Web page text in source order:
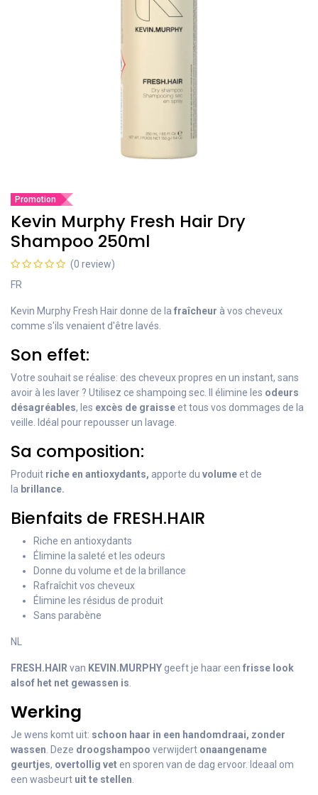
Promotion
Kevin Murphy Fresh Hair Dry
Shampoo 250ml
(0 review)
FR
Kevin Murphy Fresh Hair donne de la fraîcheur à vos cheveux
comme s'ils venaient d'être lavés.
Son effet:
Votre souhait se réalise: des cheveux propres en un instant, sans
avoir à les laver ? Utilisez ce shampoing sec. Il élimine les odeurs
désagréables, les excès de graisseet tous vos dommages de la
veille. Idéal pour repousser un lavage.
Sa composition:
Produit riche en antioxydants, apporte du volumeet de
la brillance.
Bienfaits de FRESH.HAIR
Riche en antioxydants
Élimine la saleté et les odeurs
Donne du volume et de la brillance
Rafraîchit vos cheveux
Élimine les résidus de produit
Sans parabène
NL
FRESH.HAIR van KEVIN.MURPHY geeft je haar een frisse look
alsof het net gewassen is
Werking
Je wens komt uit: schoon haar in een handomdraai, zonder
wassen . Deze droogshampoo verwijdert onaangename
geurtjes, overtollig veten sporen van de dag ervoor. Ideaal om
een wasbeurt uit te stellen